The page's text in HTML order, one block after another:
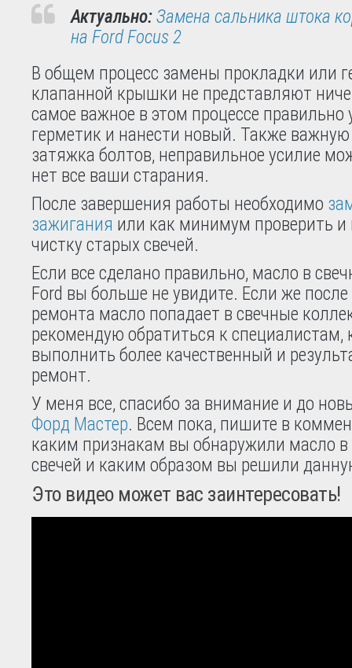
Актуально:Замена сальника штока
на Ford Focus 2
В общем процесс замены прокладки или
клапанной крышки не представляют
самое важное в этом процессе правильно
герметик и нанести новый. Также важную
затяжка болтов, неправильное усилие
нет все ваши старания.
После завершения работы необходимо
зажигания или как минимум проверить и
чистку старых свечей.
Если все сделано правильно, масло в
Ford вы больше не увидите. Если же
ремонта масло попадает в свечные
рекомендую обратиться к специалистам,
выполнить более качественный и
ремонт.
У меня все, спасибо за внимание и до
Форд Мастер. Всем пока, пишите в
каким признакам вы обнаружили масло в
свечей и каким образом вы решили
Это видео может вас заинтересовать!